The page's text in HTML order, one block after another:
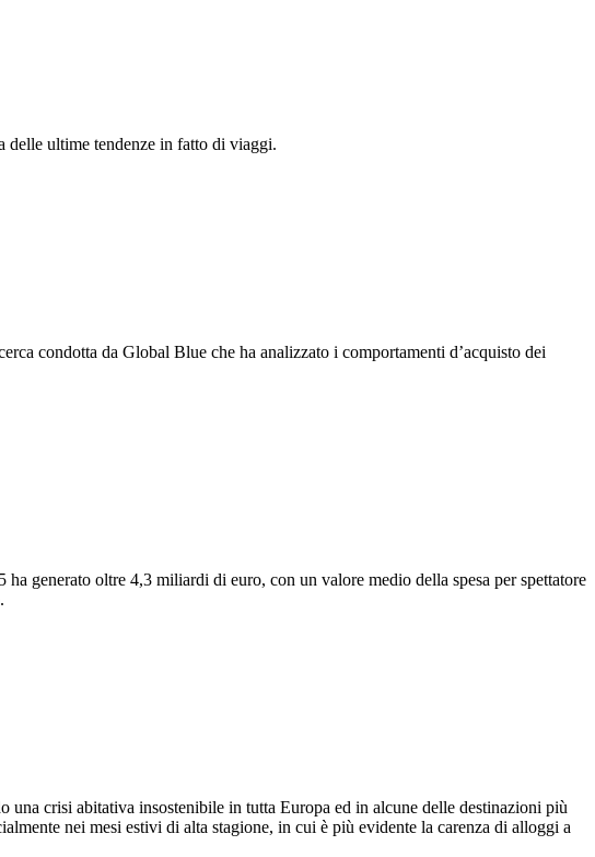
delle ultime tendenze in fatto di viaggi.
condotta da Global Blue che ha analizzato i comportamenti d’acquisto dei
generato oltre 4,3 miliardi di euro, con un valore medio della spesa per spettatore
una crisi abitativa insostenibile in tutta Europa ed in alcune delle destinazioni più
nei mesi estivi di alta stagione, in cui è più evidente la carenza di alloggi a